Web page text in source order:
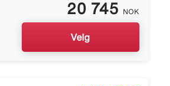
20 745 NOK
Velg